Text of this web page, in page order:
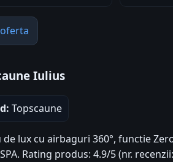
Iulius
Topscaune
de lux cu airbaguri 360°, functie
Rating produs: 4.9/5 (nr.